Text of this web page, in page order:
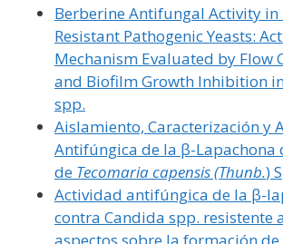
Berberine Antifungal Activity in
Resistant Pathogenic Yeasts:
Mechanism Evaluated by Flow
and Biofilm Growth Inhibition
spp.
Aislamiento, Caracterización y
Antifúngica de la β-Lapachona
de Tecomaria capensis (Thunb.)
Actividad antifúngica de la β-
contra Candida spp. resistente
aspectos sobre la formación